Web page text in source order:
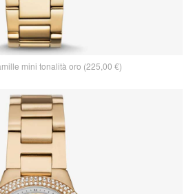
mini tonalità oro (225,00 €)